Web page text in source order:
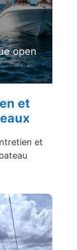
open
et
et